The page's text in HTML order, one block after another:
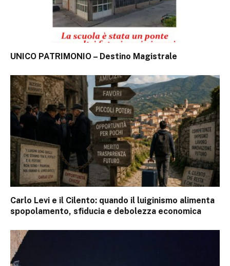
UNICO PATRIMONIO – Destino Magistrale
Carlo Levi e il Cilento: quando il luiginismo alimenta
spopolamento, sfiducia e debolezza economica